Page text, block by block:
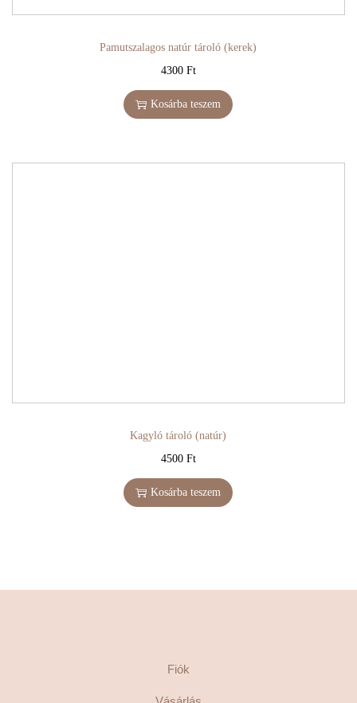
Pamutszalagos natúr tároló (kerek)
4300 Ft
Kosárba teszem
Kagyló tároló (natúr)
4500 Ft
Kosárba teszem
Fiók